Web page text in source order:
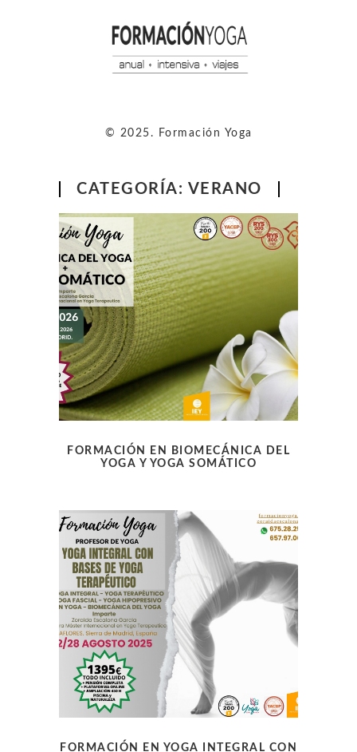
© 2025. Formación Yoga
CATEGORÍA: VERANO
FORMACIÓN EN BIOMECÁNICA DEL
YOGA Y YOGA SOMÁTICO
FORMACIÓN EN YOGA INTEGRAL CON